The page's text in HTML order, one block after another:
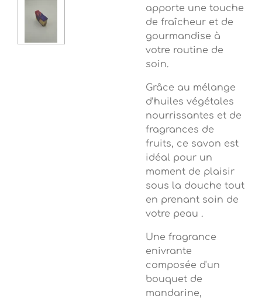
apporte une touche
de fraîcheur et de
gourmandise à
votre routine de
soin.
Grâce au mélange
d’huiles végétales
nourrissantes et de
fragrances de
fruits, ce savon est
idéal pour un
moment de plaisir
sous la douche tout
en prenant soin de
votre peau .
Une fragrance
enivrante
composée d'un
bouquet de
mandarine,